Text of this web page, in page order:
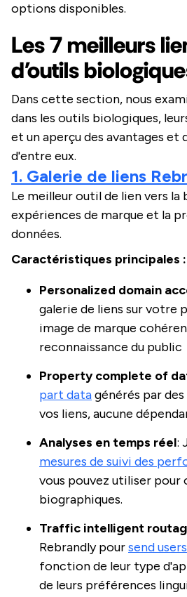
options disponibles.
Les 7 meilleurs
d'outils
Dans cette section, nous
dans les outils biologiques,
et un aperçu des avantages et
d'entre eux.
1. Galerie de liens
Le meilleur outil de lien vers la
expériences de marque et la
données.
Caractéristiques principales :
Personalized domain
galerie de liens sur votre
image de marque
reconnaissance du public
Property complete of
part datagénérés par
vos liens, aucune
Analyses en temps réel:
mesures de suivi des
vous pouvez utiliser pour
biographiques.
Traffic intelligent
Rebrandly poursend
fonction de leur type
de leurs préférences